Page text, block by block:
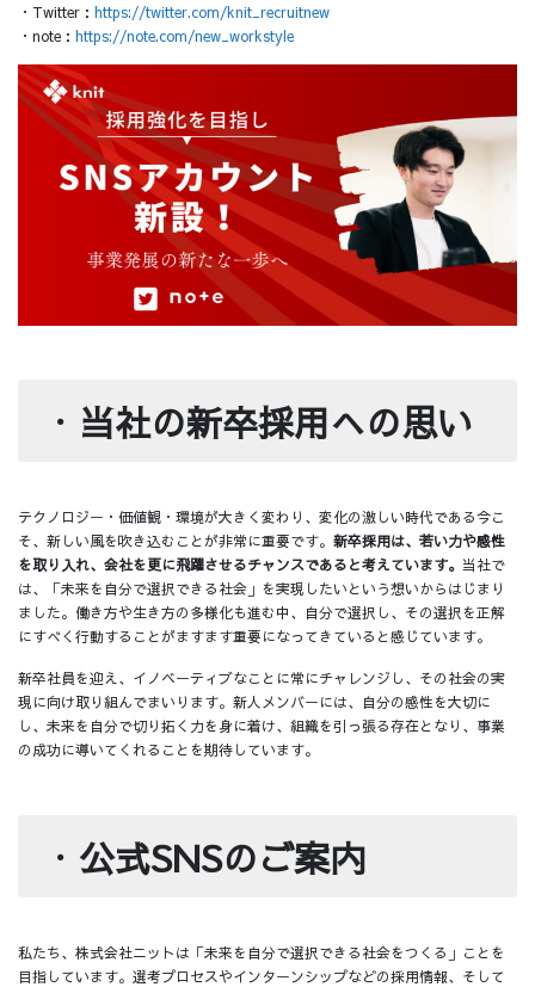
チームインタビュー02
お問い合わせ
・Twitter： https://twitter.com/knit_recruitnew
・note： https://note.com/new_workstyle
・ 当社の新卒採用への思い
テクノロジー・価値観・環境が大きく変わり、変化の激しい時代である今こ
そ、新しい風を吹き込むことが非常に重要です。 新卒採用は、若い力や感性
を取り入れ、会社を更に飛躍させるチャンスであると考えています。 当社で
は、「未来を自分で選択できる社会」を実現したいという想いからはじまり
ました。働き方や生き方の多様化も進む中、自分で選択し、その選択を正解
にすべく行動することがますます重要になってきていると感じています。
新卒社員を迎え、イノベーティブなことに常にチャレンジし、その社会の実
現に向け取り組んでまいります。新人メンバーには、自分の感性を大切に
し、未来を自分で切り拓く力を身に着け、組織を引っ張る存在となり、事業
の成功に導いてくれることを期待しています。
・ 公式SNSのご案内
私たち、株式会社ニットは「未来を自分で選択できる社会をつくる」ことを
目指しています。選考プロセスやインターンシップなどの採用情報、そして